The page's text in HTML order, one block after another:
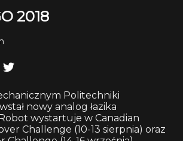
2018
Politechniki
nowy analog łazika
wystartuje w Canadian
Challenge (10-13 sierpnia) oraz